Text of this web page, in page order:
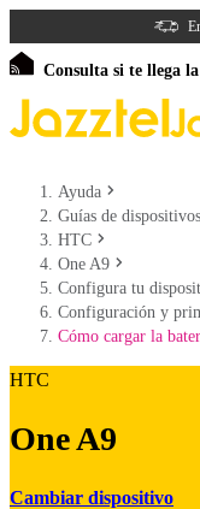
Consulta si te llega
Ayuda
Guías de dispositivos
HTC
One A9
Configura tu
Configuración y
Cómo cargar la
HTC
One A9
Cambiar dispositivo